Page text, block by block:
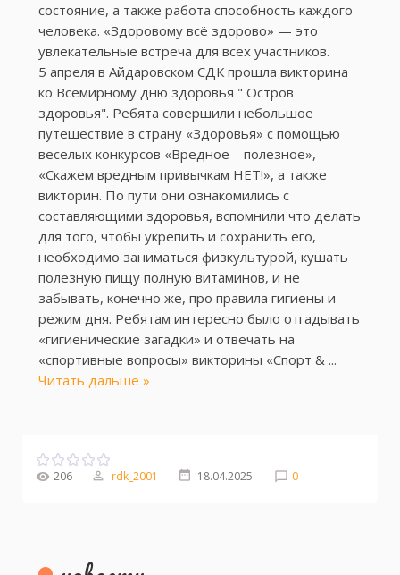
состояние, а также работа способность каждого
человека. «Здоровому всё здорово» — это
увлекательные встреча для всех участников.
5 апреля в Айдаровском СДК прошла викторина
ко Всемирному дню здоровья " Остров
здоровья". Ребята совершили небольшое
путешествие в страну «Здоровья» с помощью
веселых конкурсов «Вредное – полезное»,
«Скажем вредным привычкам НЕТ!», а также
викторин. По пути они ознакомились с
составляющими здоровья, вспомнили что делать
для того, чтобы укрепить и сохранить его,
необходимо заниматься физкультурой, кушать
полезную пищу полную витаминов, и не
забывать, конечно же, про правила гигиены и
режим дня. Ребятам интересно было отгадывать
«гигиенические загадки» и отвечать на
«спортивные вопросы» викторины «Спорт & ...
Читать дальше »
206 rdk_2001 18.04.2025 0